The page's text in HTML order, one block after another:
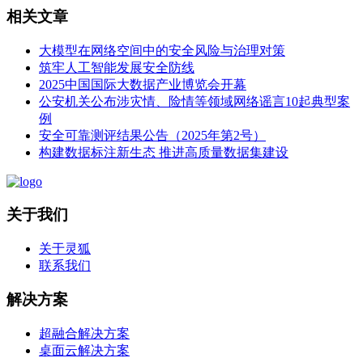
相关文章
大模型在网络空间中的安全风险与治理对策
筑牢人工智能发展安全防线
2025中国国际大数据产业博览会开幕
公安机关公布涉灾情、险情等领域网络谣言10起典型案
例
安全可靠测评结果公告（2025年第2号）
构建数据标注新生态 推进高质量数据集建设
关于我们
关于灵狐
联系我们
解决方案
超融合解决方案
桌面云解决方案